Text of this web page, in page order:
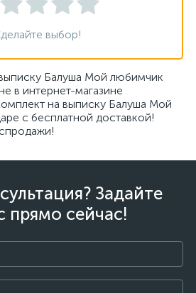
выбор!
Балуша Мой любимчик
в интернет-магазине
на выписку Балуша Мой
с бесплатной доставкой!
Задайте
прямо сейчас!